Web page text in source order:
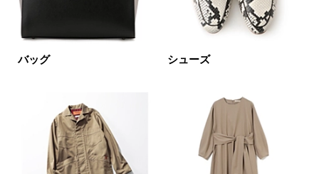
価格
表示オプション
すべて 新着
SALE商品 予約品
バッグ シューズ